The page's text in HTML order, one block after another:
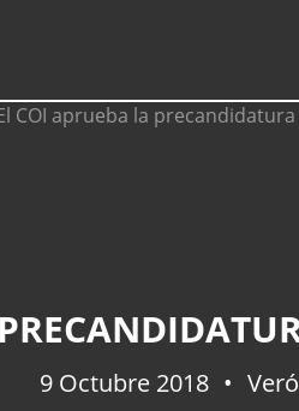
9 Octubre 2018